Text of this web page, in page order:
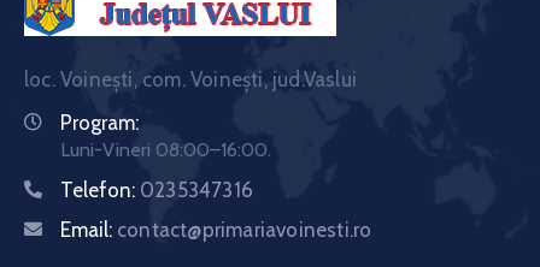
loc. Voinești, com. Voinești, jud.Vaslui
Program:
Luni-Vineri 08:00–16:00.
Telefon: 0235347316
Email: contact@primariavoinesti.ro